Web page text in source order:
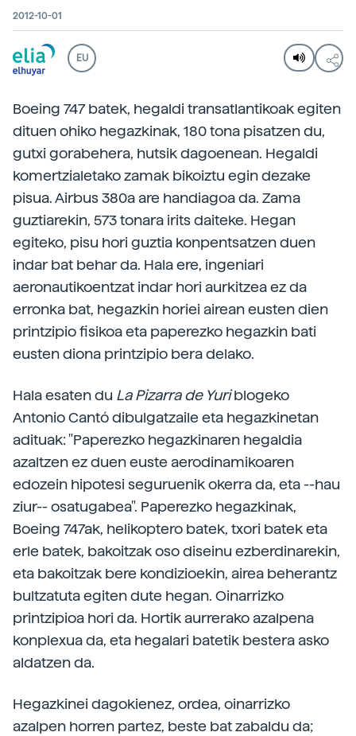
2012-10-01
EU
Boeing 747 batek, hegaldi transatlantikoak egiten
dituen ohiko hegazkinak, 180 tona pisatzen du,
gutxi gorabehera, hutsik dagoenean. Hegaldi
komertzialetako zamak bikoiztu egin dezake
pisua. Airbus 380a are handiagoa da. Zama
guztiarekin, 573 tonara irits daiteke. Hegan
egiteko, pisu hori guztia konpentsatzen duen
indar bat behar da. Hala ere, ingeniari
aeronautikoentzat indar hori aurkitzea ez da
erronka bat, hegazkin horiei airean eusten dien
printzipio fisikoa eta paperezko hegazkin bati
eusten diona printzipio bera delako.
Hala esaten du La Pizarra de Yuriblogeko
Antonio Cantó dibulgatzaile eta hegazkinetan
adituak: "Paperezko hegazkinaren hegaldia
azaltzen ez duen euste aerodinamikoaren
edozein hipotesi seguruenik okerra da, eta --hau
ziur-- osatugabea". Paperezko hegazkinak,
Boeing 747ak, helikoptero batek, txori batek eta
erle batek, bakoitzak oso diseinu ezberdinarekin,
eta bakoitzak bere kondizioekin, airea beherantz
bultzatuta egiten dute hegan. Oinarrizko
printzipioa hori da. Hortik aurrerako azalpena
konplexua da, eta hegalari batetik bestera asko
aldatzen da.
Hegazkinei dagokienez, ordea, oinarrizko
azalpen horren partez, beste bat zabaldu da;